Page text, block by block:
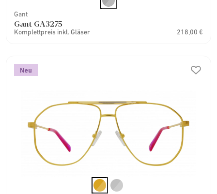
Gant
Gant GA3275
Komplettpreis inkl. Gläser 218,00 €
Neu